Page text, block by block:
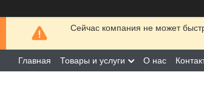
Сейчас компания не может
Главная Товары и услуги О нас